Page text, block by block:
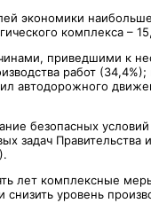
экономики
комплекса –
приведшими к
работ
автодорожного
безопасных
задач
лет комплексные
снизить уровень